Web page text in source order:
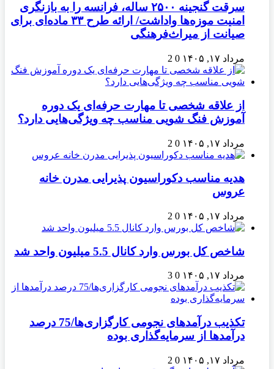
سرقت گنجینه ۲۵۰۰ ساله، فرانسه را به بازنگری
امنیت موزه‌ها واداشت/ ارائه طرح ۳۳ ماده‌ای برای
صیانت از میراث‌فرهنگی
مرداد ۱۷, ۱۴۰۵ 0
2
از علاقه شخصی تا مهارت حرفه‌ای یک دوره
آموزش فنگ شویی مناسب چه ویژگی‌هایی دارد؟
مرداد ۱۷, ۱۴۰۵ 0
2
هدیه مناسب دکوراسیون پذیرایی مدرن خانه
عروس
مرداد ۱۷, ۱۴۰۵ 0
2
شاخص کل بورس وارد کانال 5.5 میلیون واحد شد
مرداد ۱۷, ۱۴۰۵ 0
3
تکذیب درآمدهای نجومی کارگزاری‌ها/75 درصد
درآمدها از سرمایه‌گذاری بوده
مرداد ۱۷, ۱۴۰۵ 0
2